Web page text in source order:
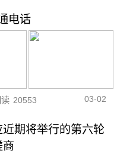
电话
20553 03-02
近期将举行的第六轮
商